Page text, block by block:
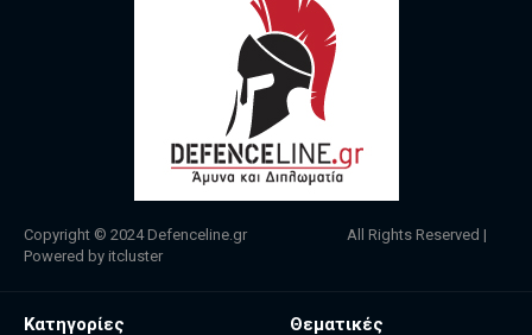
Copyright © 2024 Defenceline.gr All Rights Reserved |
Powered by itcluster
Κατηγορίες Θεματικές